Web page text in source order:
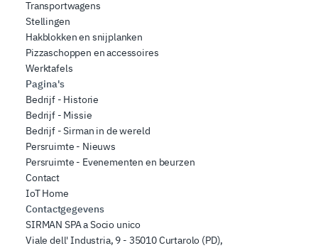
Transportwagens
Stellingen
Hakblokken en snijplanken
Pizzaschoppen en accessoires
Werktafels
Pagina's
Bedrijf - Historie
Bedrijf - Missie
Bedrijf - Sirman in de wereld
Persruimte - Nieuws
Persruimte - Evenementen en beurzen
Contact
IoT Home
Contactgegevens
SIRMAN SPA a Socio unico
Viale dell' Industria, 9 - 35010 Curtarolo (PD),